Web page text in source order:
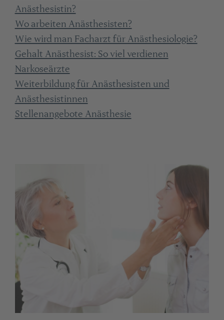
Anästhesistin?
Wo arbeiten Anästhesisten?
Wie wird man Facharzt für Anästhesiologie?
Gehalt Anästhesist: So viel verdienen
Narkoseärzte
Weiterbildung für Anästhesisten und
Anästhesistinnen
Stellenangebote Anästhesie